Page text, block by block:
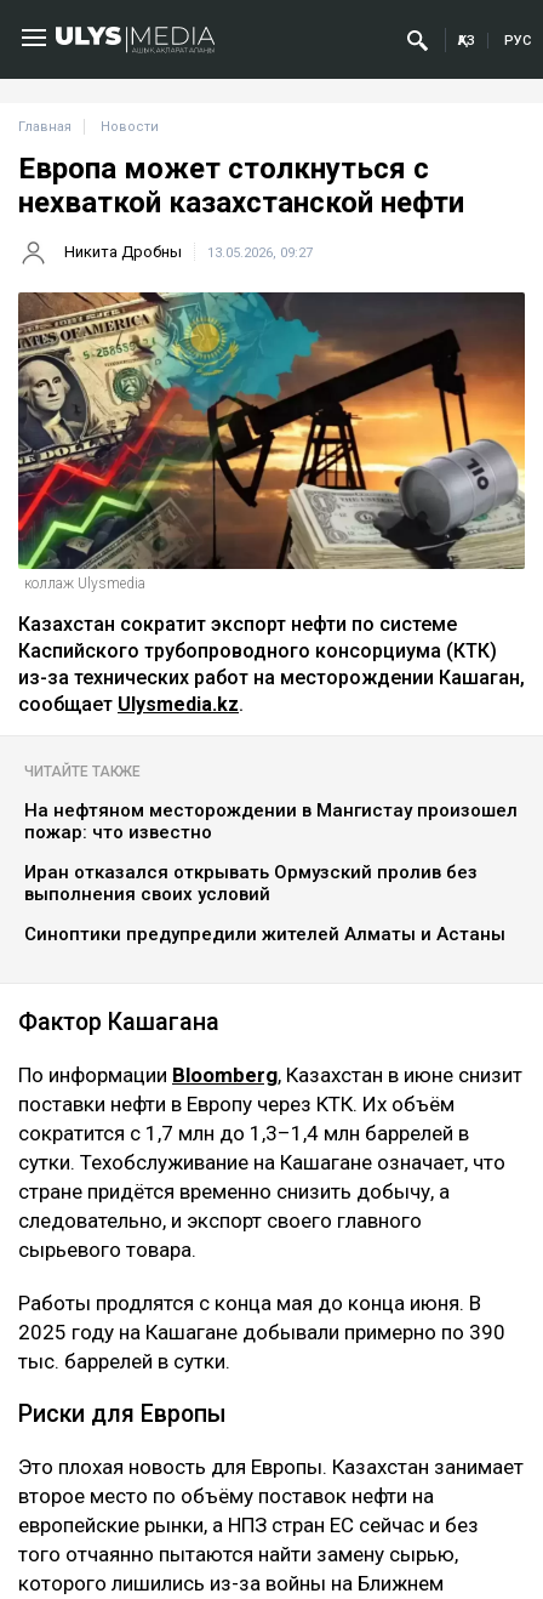
ҚАЗ РУС
Главная Новости
Европа может столкнуться с
нехваткой казахстанской нефти
Никита Дробны 13.05.2026, 09:27
коллаж Ulysmedia
Казахстан сократит экспорт нефти по системе
Каспийского трубопроводного консорциума (КТК)
из-за технических работ на месторождении Кашаган,
сообщает Ulysmedia.kz.
ЧИТАЙТЕ ТАКЖЕ
На нефтяном месторождении в Мангистау произошел
пожар: что известно
Иран отказался открывать Ормузский пролив без
выполнения своих условий
Синоптики предупредили жителей Алматы и Астаны
Фактор Кашагана
По информации Bloomberg, Казахстан в июне снизит
поставки нефти в Европу через КТК. Их объём
сократится с 1,7 млн до 1,3–1,4 млн баррелей в
сутки. Техобслуживание на Кашагане означает, что
стране придётся временно снизить добычу, а
следовательно, и экспорт своего главного
сырьевого товара.
Работы продлятся с конца мая до конца июня. В
2025 году на Кашагане добывали примерно по 390
тыс. баррелей в сутки.
Риски для Европы
Это плохая новость для Европы. Казахстан занимает
второе место по объёму поставок нефти на
европейские рынки, а НПЗ стран ЕС сейчас и без
того отчаянно пытаются найти замену сырью,
которого лишились из-за войны на Ближнем